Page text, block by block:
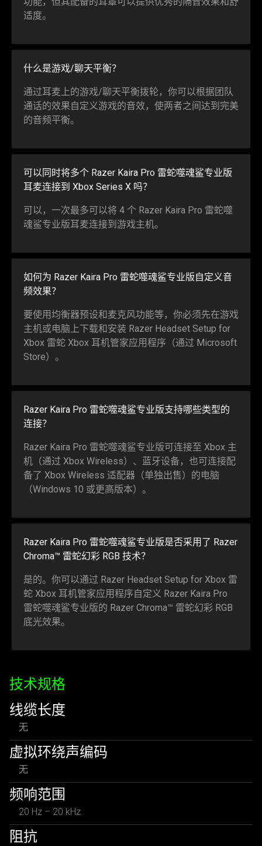
适度。
什么是游戏/聊天平衡？
通过耳麦上的游戏/聊天平衡拨轮，你可以根据团队
通话的效果自定义游戏的音效，使两者之间达到完美
的音频平衡。
可以同时将多个 Razer Kaira Pro 雷蛇噬魂鲨专业版
耳麦连接到 Xbox Series X 吗？
可以，一次最多可以将 4 个 Razer Kaira Pro 雷蛇噬
魂鲨专业版耳麦连接到游戏主机。
如何为 Razer Kaira Pro 雷蛇噬魂鲨专业版自定义音
频效果？
要使用均衡器预设和麦克风功能等，你必须先在游戏
主机或电脑上下载和安装 Razer Headset Setup for
Xbox 雷蛇 Xbox 耳机管家应用程序（通过 Microsoft
Store）。
Razer Kaira Pro 雷蛇噬魂鲨专业版支持哪些类型的
连接？
Razer Kaira Pro 雷蛇噬魂鲨专业版可连接至 Xbox 主
机（通过 Xbox Wireless）、蓝牙设备，也可连接配
备了 Xbox Wireless 适配器（单独出售）的电脑
（Windows 10 或更高版本）。
Razer Kaira Pro 雷蛇噬魂鲨专业版是否采用了 Razer
Chroma™ 雷蛇幻彩 RGB 技术？
是的。你可以通过 Razer Headset Setup for Xbox 雷
蛇 Xbox 耳机管家应用程序自定义 Razer Kaira Pro
雷蛇噬魂鲨专业版的 Razer Chroma™ 雷蛇幻彩 RGB
底光效果。
技术规格
线缆长度
无
虚拟环绕声编码
无
频响范围
20 Hz – 20 kHz
阻抗